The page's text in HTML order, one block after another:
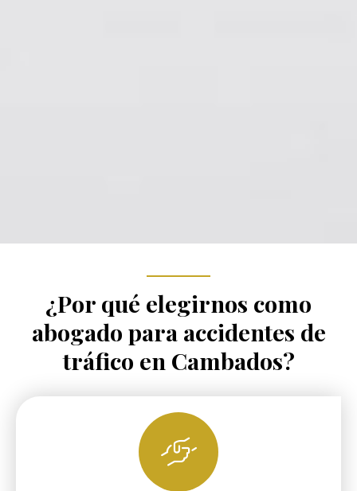
¿Por qué elegirnos como
abogado para accidentes de
tráfico en Cambados?